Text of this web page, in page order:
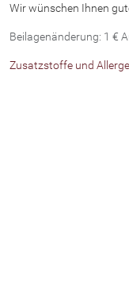
Wir wünschen Ihnen
Beilagenänderung: 1 €
Zusatzstoffe und